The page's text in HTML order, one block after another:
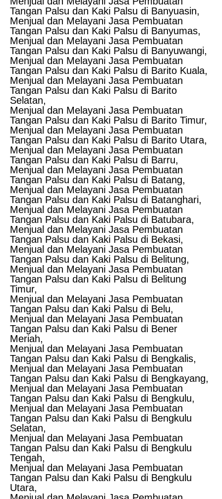
Tangan Palsu dan Kaki Palsu di Banyuasin,
Menjual dan Melayani Jasa Pembuatan
Tangan Palsu dan Kaki Palsu di Banyumas,
Menjual dan Melayani Jasa Pembuatan
Tangan Palsu dan Kaki Palsu di Banyuwangi,
Menjual dan Melayani Jasa Pembuatan
Tangan Palsu dan Kaki Palsu di Barito Kuala,
Menjual dan Melayani Jasa Pembuatan
Tangan Palsu dan Kaki Palsu di Barito
Selatan,
Menjual dan Melayani Jasa Pembuatan
Tangan Palsu dan Kaki Palsu di Barito Timur,
Menjual dan Melayani Jasa Pembuatan
Tangan Palsu dan Kaki Palsu di Barito Utara,
Menjual dan Melayani Jasa Pembuatan
Tangan Palsu dan Kaki Palsu di Barru,
Menjual dan Melayani Jasa Pembuatan
Tangan Palsu dan Kaki Palsu di Batang,
Menjual dan Melayani Jasa Pembuatan
Tangan Palsu dan Kaki Palsu di Batanghari,
Menjual dan Melayani Jasa Pembuatan
Tangan Palsu dan Kaki Palsu di Batubara,
Menjual dan Melayani Jasa Pembuatan
Tangan Palsu dan Kaki Palsu di Bekasi,
Menjual dan Melayani Jasa Pembuatan
Tangan Palsu dan Kaki Palsu di Belitung,
Menjual dan Melayani Jasa Pembuatan
Tangan Palsu dan Kaki Palsu di Belitung
Timur,
Menjual dan Melayani Jasa Pembuatan
Tangan Palsu dan Kaki Palsu di Belu,
Menjual dan Melayani Jasa Pembuatan
Tangan Palsu dan Kaki Palsu di Bener
Meriah,
Menjual dan Melayani Jasa Pembuatan
Tangan Palsu dan Kaki Palsu di Bengkalis,
Menjual dan Melayani Jasa Pembuatan
Tangan Palsu dan Kaki Palsu di Bengkayang,
Menjual dan Melayani Jasa Pembuatan
Tangan Palsu dan Kaki Palsu di Bengkulu,
Menjual dan Melayani Jasa Pembuatan
Tangan Palsu dan Kaki Palsu di Bengkulu
Selatan,
Menjual dan Melayani Jasa Pembuatan
Tangan Palsu dan Kaki Palsu di Bengkulu
Tengah,
Menjual dan Melayani Jasa Pembuatan
Tangan Palsu dan Kaki Palsu di Bengkulu
Utara,